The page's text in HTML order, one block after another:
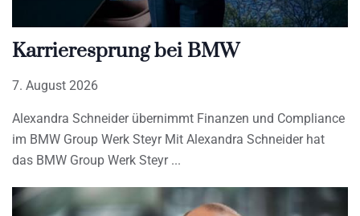
Karrieresprung bei BMW
7. August 2026
Alexandra Schneider übernimmt Finanzen und Compliance
im BMW Group Werk Steyr Mit Alexandra Schneider hat
das BMW Group Werk Steyr